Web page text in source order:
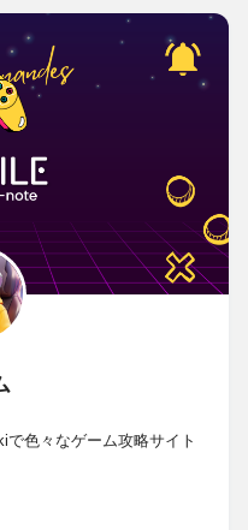
色々なゲーム攻略サイト